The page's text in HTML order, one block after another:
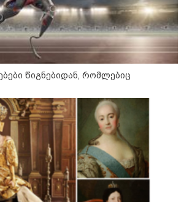
როგორ ჩავიცვათ 40 წლის
შემდეგ: მილიონერების
სტილისტის 8 ოქროს წესი და
აუცილებელი სამოსი
წიგნებიდან, რომლებიც